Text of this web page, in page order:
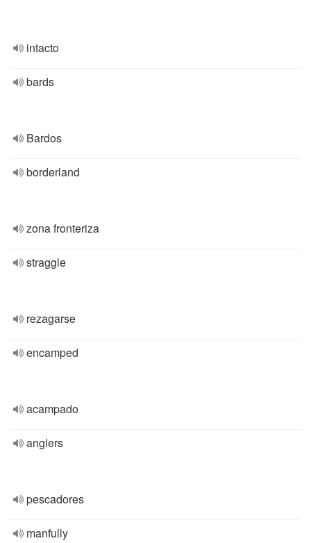
intacto
bards
Bardos
borderland
zona fronteriza
straggle
rezagarse
encamped
acampado
anglers
pescadores
manfully